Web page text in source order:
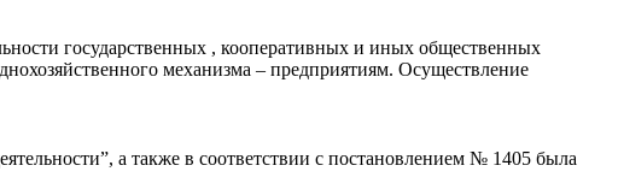
государственных , кооперативных и иных общественных
механизма – предприятиям. Осуществление
а также в соответствии с постановлением № 1405 была